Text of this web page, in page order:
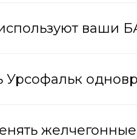
ваши
Урсофальк